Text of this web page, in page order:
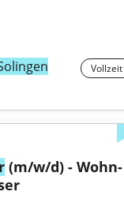
Vollzeit
(m/w/d) - Wohn-